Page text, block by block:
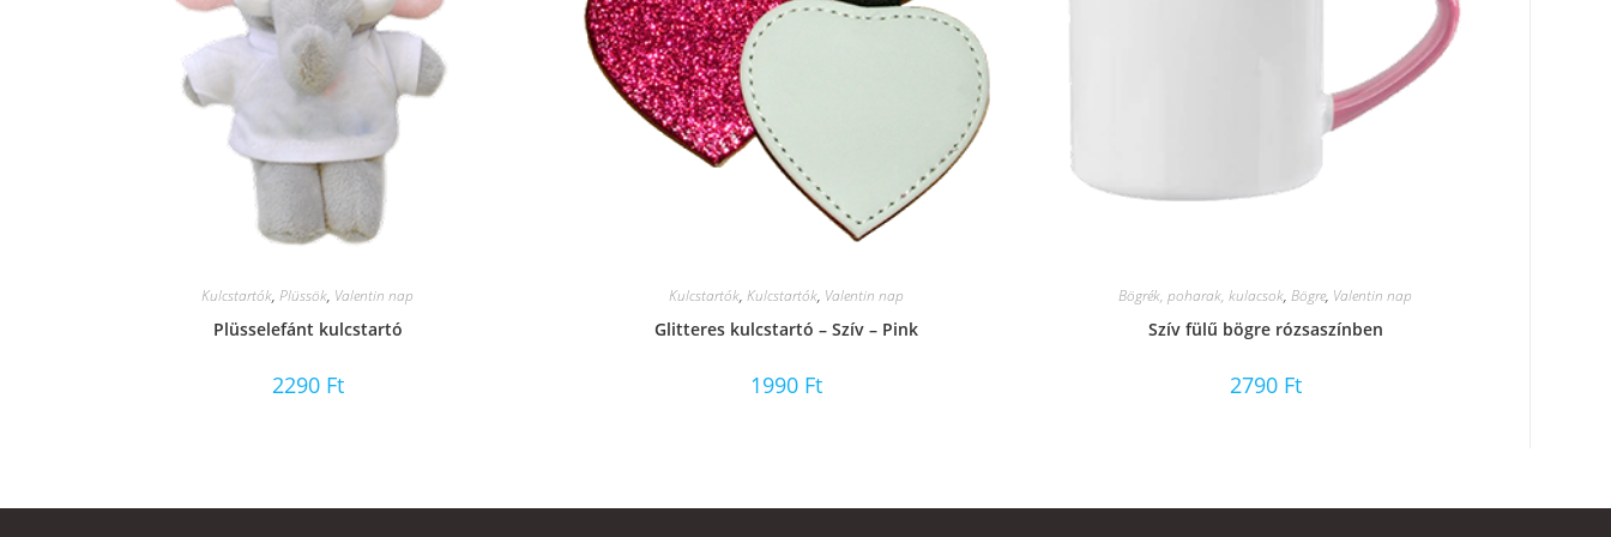
Kulcstartók,Plüssök, Valentin nap
Plüsselefánt kulcstartó
2290 Ft
Kulcstartók,Kulcstartók, Valentin nap
Glitteres kulcstartó – Szív – Pink
1990 Ft
Bögrék, poharak, kulacsok,Bögre, Valentin nap
Szív fülű bögre rózsaszínben
2790 Ft